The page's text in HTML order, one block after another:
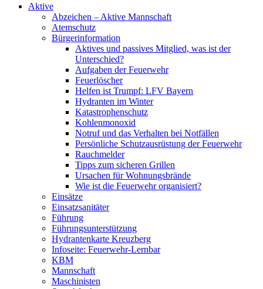
Aktive
Abzeichen – Aktive Mannschaft
Atemschutz
Bürgerinformation
Aktives und passives Mitglied, was ist der
Unterschied?
Aufgaben der Feuerwehr
Feuerlöscher
Helfen ist Trumpf: LFV Bayern
Hydranten im Winter
Katastrophenschutz
Kohlenmonoxid
Notruf und das Verhalten bei Notfällen
Persönliche Schutzausrüstung der Feuerwehr
Rauchmelder
Tipps zum sicheren Grillen
Ursachen für Wohnungsbrände
Wie ist die Feuerwehr organisiert?
Einsätze
Einsatzsanitäter
Führung
Führungsunterstützung
Hydrantenkarte Kreuzberg
Infoseite: Feuerwehr-Lernbar
KBM
Mannschaft
Maschinisten